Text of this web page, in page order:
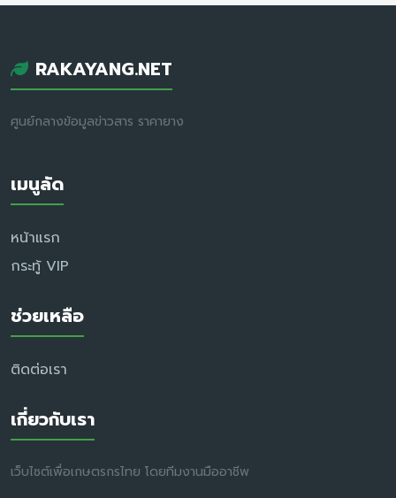
RAKAYANG.NET
ศูนย์กลางข้อมูลข่าวสาร ราคายาง
เมนูลัด
หน้าแรก
กระทู้ VIP
ช่วยเหลือ
ติดต่อเรา
เกี่ยวกับเรา
เว็บไซต์เพื่อเกษตรกรไทย โดยทีมงานมืออาชีพ